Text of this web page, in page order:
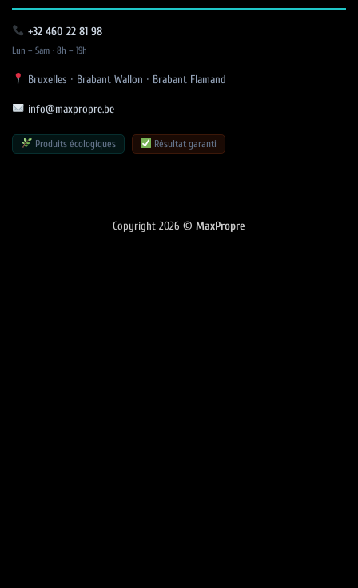
+32 460 22 81 98
Lun – Sam · 8h – 19h
Bruxelles · Brabant Wallon · Brabant Flamand
info@maxpropre.be
Produits écologiques Résultat garanti
Copyright 2026 © MaxPropre